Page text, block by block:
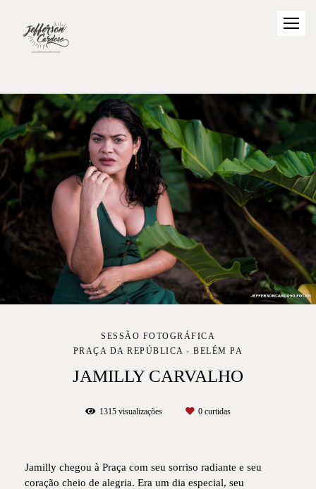
SESSÃO FOTOGRÁFICA
PRAÇA DA REPÚBLICA - BELÉM PA
JAMILLY CARVALHO
1315 visualizações 0 curtidas
Jamilly chegou à Praça com seu sorriso radiante e seu
coração cheio de alegria. Era um dia especial, seu